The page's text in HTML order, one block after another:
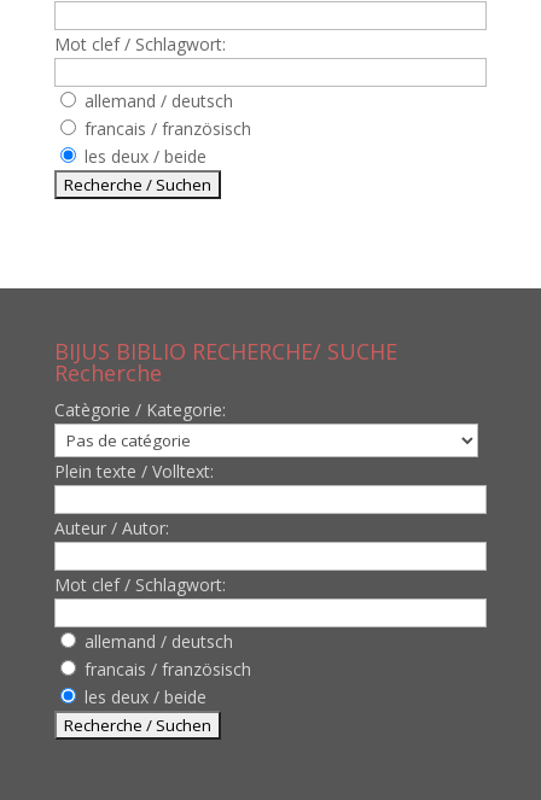
Mot clef / Schlagwort:
allemand / deutsch
francais / französisch
les deux / beide
BIJUS BIBLIO RECHERCHE/ SUCHE
Recherche
Catègorie / Kategorie:
Plein texte / Volltext:
Auteur / Autor:
Mot clef / Schlagwort:
allemand / deutsch
francais / französisch
les deux / beide